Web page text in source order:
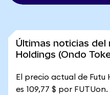
Últimas noticias
Holdings (Ondo
El precio actual de Futu
es 109,77 $ por